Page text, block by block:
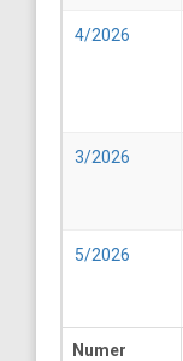
Numer
4/2026
3/2026
5/2026